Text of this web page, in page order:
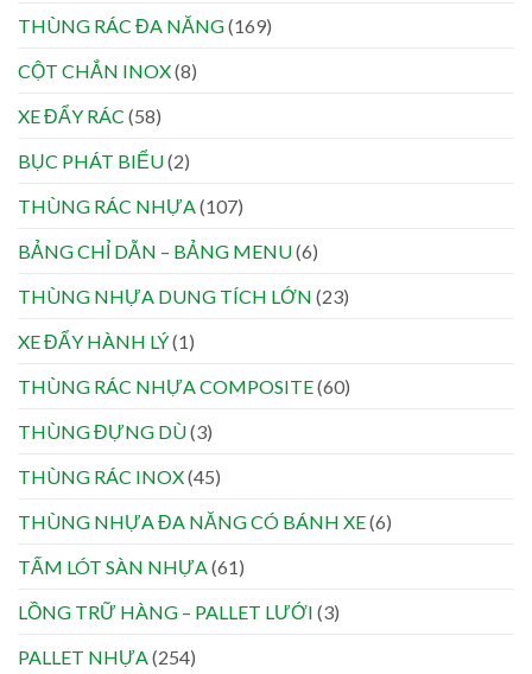
THÙNG RÁC ĐA NĂNG(169)
CỘT CHẮN INOX(8)
XE ĐẨY RÁC (58)
BỤC PHÁT BIỂU(2)
THÙNG RÁC NHỰA(107)
BẢNG CHỈ DẪN – BẢNG MENU(6)
THÙNG NHỰA DUNG TÍCH LỚN (23)
XE ĐẨY HÀNH LÝ(1)
THÙNG RÁC NHỰA COMPOSITE(60)
THÙNG ĐỰNG DÙ(3)
THÙNG RÁC INOX(45)
THÙNG NHỰA ĐA NĂNG CÓ BÁNH XE(6)
TẤM LÓT SÀN NHỰA(61)
LỒNG TRỮ HÀNG – PALLET LƯỚI (3)
PALLET NHỰA(254)